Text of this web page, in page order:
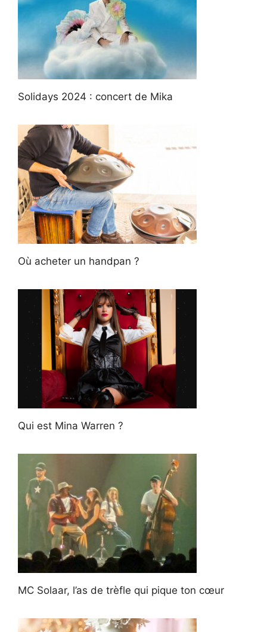
Solidays 2024 : concert de Mika
Où acheter un handpan ?
Qui est Mina Warren ?
MC Solaar, l’as de trèfle qui pique ton cœur